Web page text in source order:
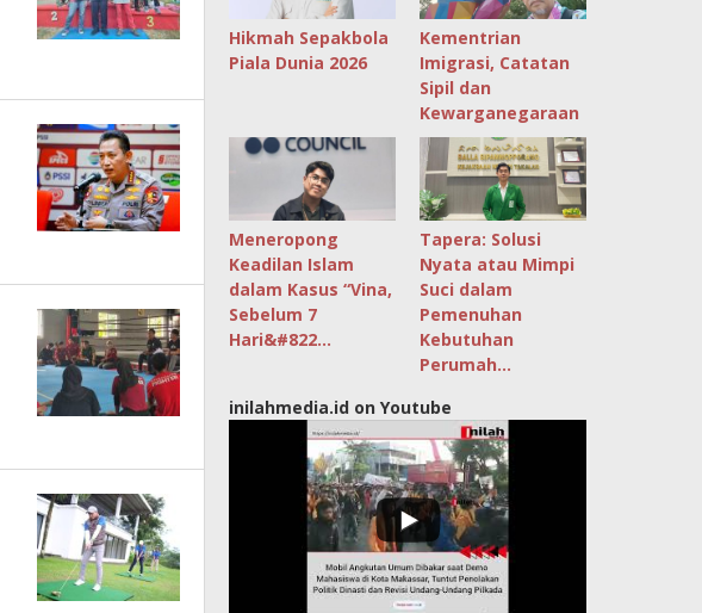
Hikmah Sepakbola
Piala Dunia 2026
Kementrian
Imigrasi, Catatan
Sipil dan
Kewarganegaraan
Meneropong
Keadilan Islam
dalam Kasus “Vina,
Sebelum 7
Hari&#822…
Tapera: Solusi
Nyata atau Mimpi
Suci dalam
Pemenuhan
Kebutuhan
Perumah…
inilahmedia.id on Youtube